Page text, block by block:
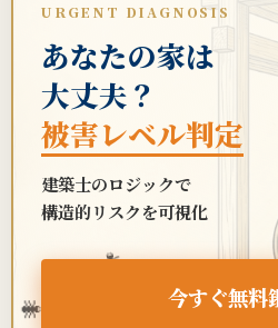
URGENT DIAGNOSIS
あなたの家は
大丈夫？
被害レベル判定
建築士のロジックで
構造的リスクを可視化
今すぐ無料
🐜
🐜